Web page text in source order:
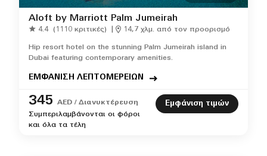
Aloft by Marriott Palm Jumeirah
4.4 (1110 κριτικές) 14,7 χλμ. από τον προορισμό
Hip resort hotel on the stunning Palm Jumeirah island in
Dubai featuring contemporary amenities.
ΕΜΦΑΝΙΣΗ ΛΕΠΤΟΜΕΡΕΙΩΝ
345
AED / Διανυκτέρευση
Συμπεριλαμβάνονται οι φόροι
και όλα τα τέλη
Εμφάνιση τιμών